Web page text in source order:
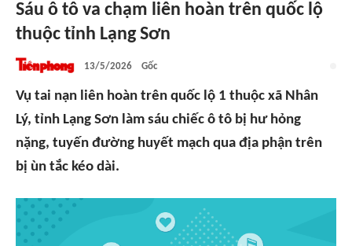
Sáu ô tô va chạm liên hoàn trên quốc lộ
thuộc tỉnh Lạng Sơn
13/5/2026 Gốc
Vụ tai nạn liên hoàn trên quốc lộ 1 thuộc xã Nhân
Lý, tỉnh Lạng Sơn làm sáu chiếc ô tô bị hư hỏng
nặng, tuyến đường huyết mạch qua địa phận trên
bị ùn tắc kéo dài.